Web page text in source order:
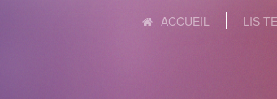
ACCUEIL LIS